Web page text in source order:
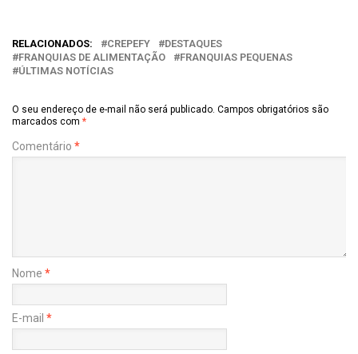
RELACIONADOS: CREPEFY
DESTAQUES
FRANQUIAS DE ALIMENTAÇÃO
FRANQUIAS PEQUENAS
ÚLTIMAS NOTÍCIAS
O seu endereço de e-mail não será publicado. Campos obrigatórios são
marcados com *
Comentário *
Nome *
E-mail *